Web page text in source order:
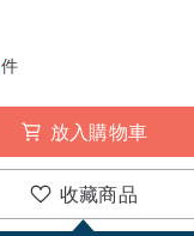
件
放入購物車
收藏商品